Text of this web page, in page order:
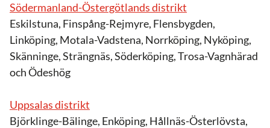
Södermanland-Östergötlands distrikt
Eskilstuna, Finspång-Rejmyre, Flensbygden,
Linköping, Motala-Vadstena, Norrköping, Nyköping,
Skänninge, Strängnäs, Söderköping, Trosa-Vagnhärad
och Ödeshög
Uppsalas distrikt
Björklinge-Bälinge, Enköping, Hållnäs-Österlövsta,